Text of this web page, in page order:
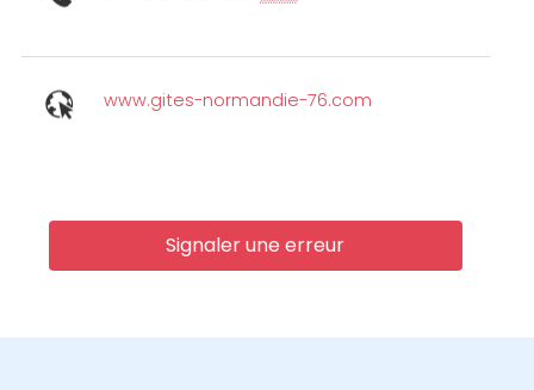
www.gites-normandie-76.com
Signaler une erreur